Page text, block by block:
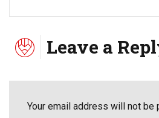
Leave a
Your email address will not